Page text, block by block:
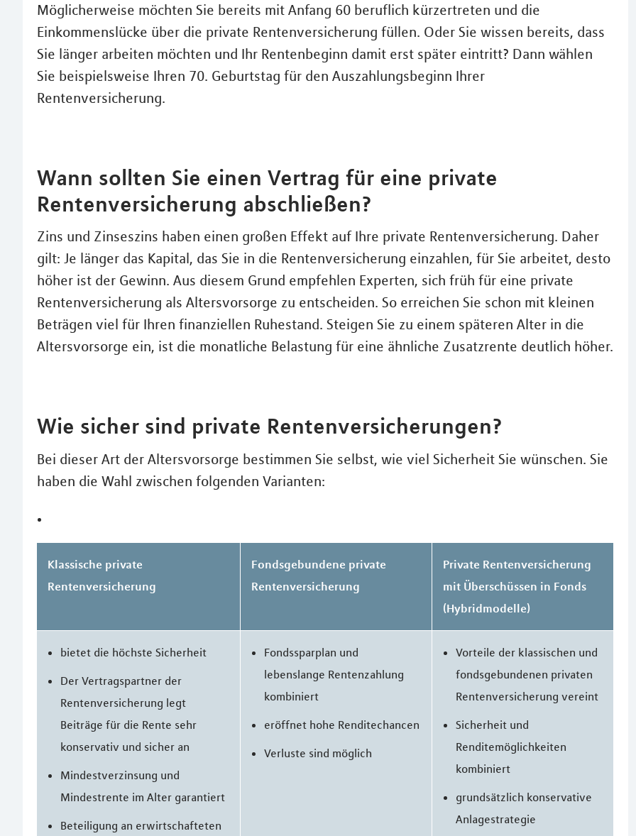
Möglicherweise möchten Sie bereits mit Anfang 60 beruflich kürzertreten und die
Einkommenslücke über die private Rentenversicherung füllen. Oder Sie wissen bereits, dass
Sie länger arbeiten möchten und Ihr Rentenbeginn damit erst später eintritt? Dann wählen
Sie beispielsweise Ihren 70. Geburtstag für den Auszahlungsbeginn Ihrer
Rentenversicherung.
Wann sollten Sie einen Vertrag für eine private
Rentenversicherung abschließen?
Zins und Zinseszins haben einen großen Effekt auf Ihre private Rentenversicherung. Daher
gilt: Je länger das Kapital, das Sie in die Rentenversicherung einzahlen, für Sie arbeitet, desto
höher ist der Gewinn. Aus diesem Grund empfehlen Experten, sich früh für eine private
Rentenversicherung als Altersvorsorge zu entscheiden. So erreichen Sie schon mit kleinen
Beträgen viel für Ihren finanziellen Ruhestand. Steigen Sie zu einem späteren Alter in die
Altersvorsorge ein, ist die monatliche Belastung für eine ähnliche Zusatzrente deutlich höher.
Wie sicher sind private Rentenversicherungen?
Bei dieser Art der Altersvorsorge bestimmen Sie selbst, wie viel Sicherheit Sie wünschen. Sie
haben die Wahl zwischen folgenden Varianten:
Klassische private
Rentenversicherung
Fondsgebundene private
Rentenversicherung
Private Rentenversicherung
mit Überschüssen in Fonds
(Hybridmodelle)
bietet die höchste Sicherheit
Der Vertragspartner der
Rentenversicherung legt
Beiträge für die Rente sehr
konservativ und sicher an
Mindestverzinsung und
Mindestrente im Alter garantiert
Beteiligung an erwirtschafteten
Fondssparplan und
lebenslange Rentenzahlung
kombiniert
eröffnet hohe Renditechancen
Verluste sind möglich
Vorteile der klassischen und
fondsgebundenen privaten
Rentenversicherung vereint
Sicherheit und
Renditemöglichkeiten
kombiniert
grundsätzlich konservative
Anlagestrategie